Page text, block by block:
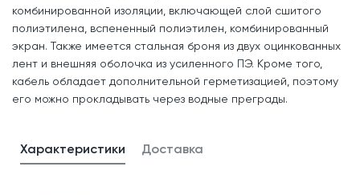
комбинированной изоляции, включающей слой сшитого
полиэтилена, вспененный полиэтилен, комбинированный
экран. Также имеется стальная броня из двух оцинкованных
лент и внешняя оболочка из усиленного ПЭ. Кроме того,
кабель обладает дополнительной герметизацией, поэтому
его можно прокладывать через водные преграды.
Характеристики Доставка